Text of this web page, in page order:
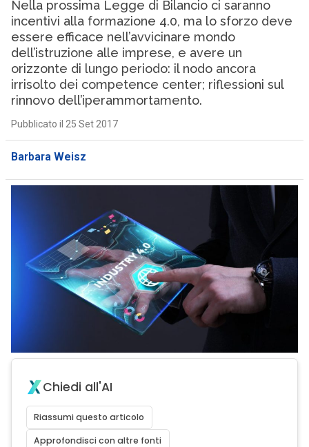
Nella prossima Legge di Bilancio ci saranno
incentivi alla formazione 4.0, ma lo sforzo deve
essere efficace nell’avvicinare mondo
dell’istruzione alle imprese, e avere un
orizzonte di lungo periodo: il nodo ancora
irrisolto dei competence center; riflessioni sul
rinnovo dell’iperammortamento.
Pubblicato il 25 Set 2017
Barbara Weisz
Chiedi all'AI
Riassumi questo articolo
Approfondisci con altre fonti